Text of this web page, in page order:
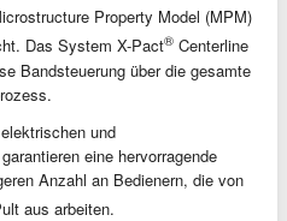
Property Model (MPM)
Das System X-Pact® Centerline
Bandsteuerung über die gesamte
und
eine hervorragende
Anzahl an Bedienern, die von
aus arbeiten.